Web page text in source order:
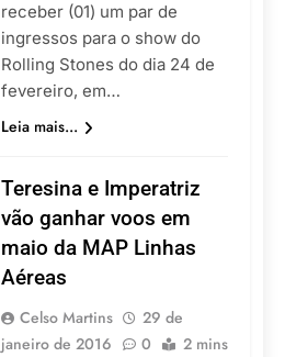
receber (01) um par de
ingressos para o show do
Rolling Stones do dia 24 de
fevereiro, em…
Leia mais...
Teresina e Imperatriz
vão ganhar voos em
maio da MAP Linhas
Aéreas
Celso Martins
29 de
janeiro de 2016
0 2 mins